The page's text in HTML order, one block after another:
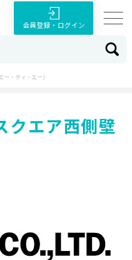
会員登録・ログイン
・ティ・エー）
クエア西側壁